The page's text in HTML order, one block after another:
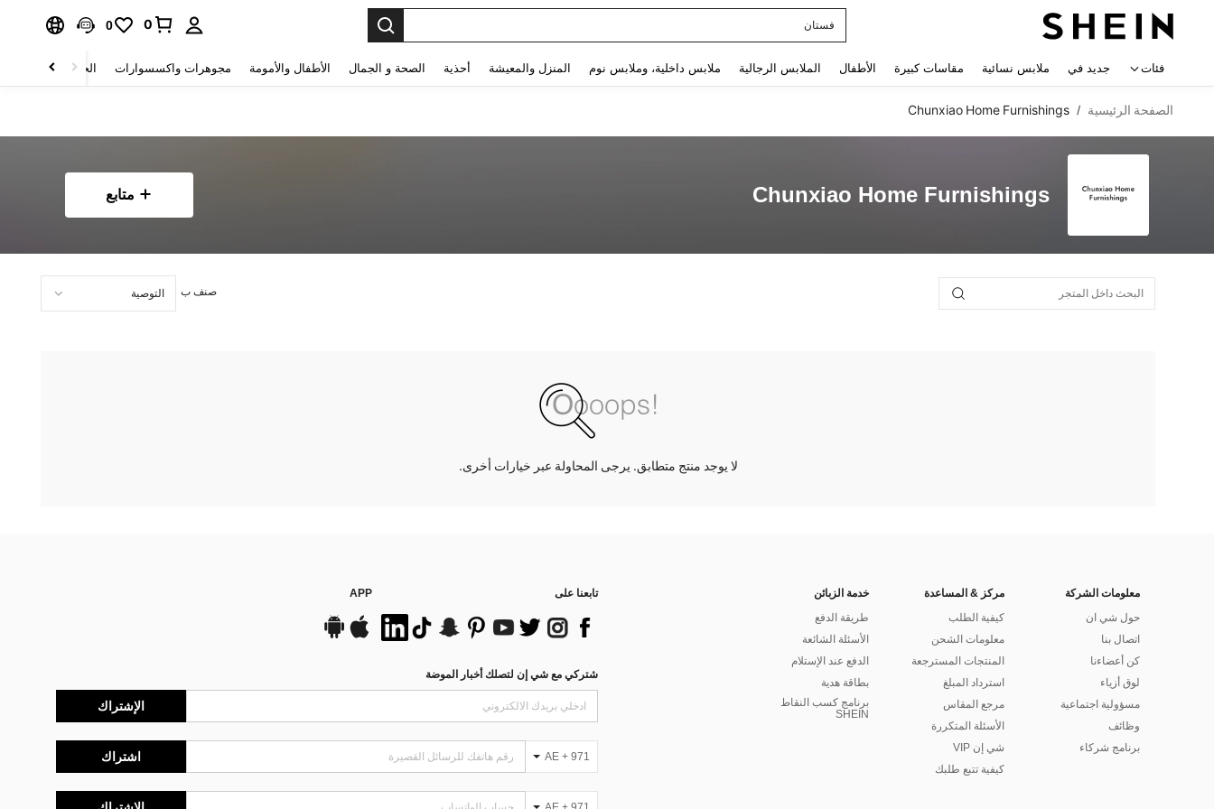
فستان
0
0
فئات جديد في ملابس نسائية مقاسات كبيرة الأطفال الملابس الرجالية ملابس داخلية، وملابس نوم المنزل والمعيشة أحذية الصحة و الجمال الأطفال والأمومة مجوهرات واكسسوارات الحقائب والأمتعة
الصفحة الرئيسية /
Chunxiao Home Furnishings
Chunxiao Home Furnishings متابع
صنف ب
لا يوجد منتج متطابق. يرجى المحاولة عبر خيارات أخرى.
معلومات الشركة
حول شي ان
اتصال بنا
كن أعضاءنا
لوق أزياء
مسؤولية اجتماعية
وظائف
برنامج شركاء
مركز & المساعدة
كيفية الطلب
معلومات الشحن
المنتجات المسترجعة
استرداد المبلغ
مرجع المقاس
الأسئلة المتكررة
شي إن VIP
كيفية تتبع طلبك
خدمة الزبائن
طريقة الدفع
الأسئلة الشائعة
الدفع عند الإستلام
بطاقة هدية
برنامج كسب النقاط
SHEIN
تابعنا على APP
شتركي مع شي إن لتصلك أخبار الموضة
الإشتراك
AE + 971 اشتراك